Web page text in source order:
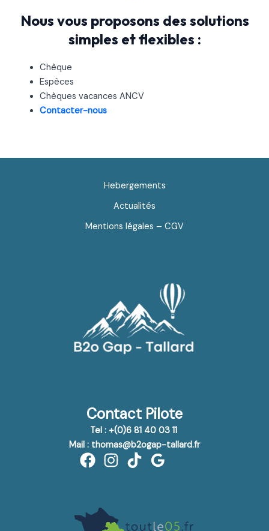
Nous vous proposons des solutions
simples et flexibles :
Chèque
Espèces
Chèques vacances ANCV
Contacter-nous
Hebergements
Actualités
Mentions légales – CGV
Contact Pilote
Tel : +(0)6 81 40 03 11
Mail : thomas@b2ogap-tallard.fr